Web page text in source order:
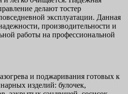
делают тостер
эксплуатации. Данная
производительности и
работы на профессиональной
и поджаривания готовых к
изделий: булочек,